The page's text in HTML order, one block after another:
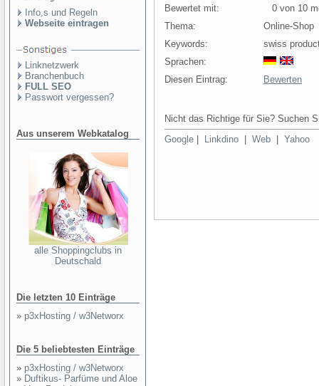
Info,s und Regeln
Webseite eintragen
Linknetzwerk
Branchenbuch
FULL SEO
Passwort vergessen?
Aus unserem Webkatalog
alle Shoppingclubs in
Deutschald
Die letzten 10 Einträge
» p3xHosting / w3Networx
Die 5 beliebtesten Einträge
» p3xHosting / w3Networx
» Duftikus- Parfüme und Aloe
Bewertet mit:
0 von 10
Thema:
Online-Shop
Keywords:
swiss
Sprachen:
Diesen Eintrag:
Bewerten
Nicht das Richtige für Sie? Suchen
Google
Linkdino Web Yahoo